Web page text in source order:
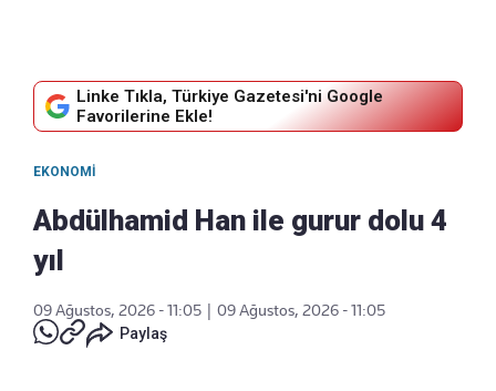
Linke Tıkla, Türkiye Gazetesi'ni Google
Favorilerine Ekle!
EKONOMI
Abdülhamid Han ile gurur dolu 4
yıl
09 Ağustos, 2026 - 11:05
09 Ağustos, 2026 - 11:05
Paylaş